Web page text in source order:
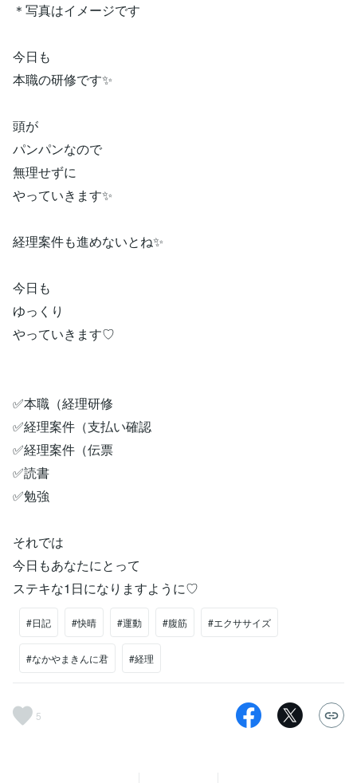
＊写真はイメージです
今日も
本職の研修です✨
頭が
パンパンなので
無理せずに
やっていきます✨
経理案件も進めないとね✨
今日も
ゆっくり
やっていきます♡
✅本職（経理研修
✅経理案件（支払い確認
✅経理案件（伝票
✅読書
✅勉強
それでは
今日もあなたにとって
ステキな1日になりますように♡
#日記 #快晴 #運動 #腹筋 #エクササイズ
#なかやまきんに君 #経理
5